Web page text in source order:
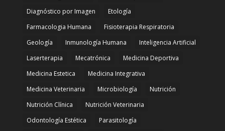
Diagnóstico por Imagen
Etología
Farmacologia Humana
Fisioterapia Respiratoria
Geología
Inmunología Humana
Inteligencia Artificial
Laserterapia
Mecatrónica
Medicina Deportiva
Medicina Estetica
Medicina Integrativa
Medicina Veterinaria
Microbiología
Nutrición
Nutrición Clínica
Nutrición Veterinaria
Odontología Estética
Parasitología